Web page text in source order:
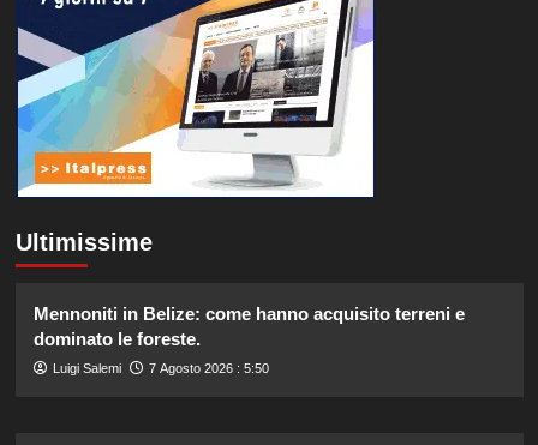
Ultimissime
Mennoniti in Belize: come hanno acquisito terreni e
dominato le foreste.
Luigi Salemi 7 Agosto 2026 : 5:50